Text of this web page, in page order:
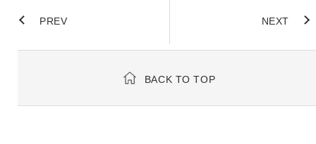
PREV NEXT
BACK TO TOP